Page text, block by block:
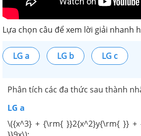
Lựa chọn câu để xem lời giải nhanh
LG a LG b LG c
Phân tích các đa thức sau thành
LG a
\({x^3} + {\rm{ }}2{x^2}y{\rm{ }} +